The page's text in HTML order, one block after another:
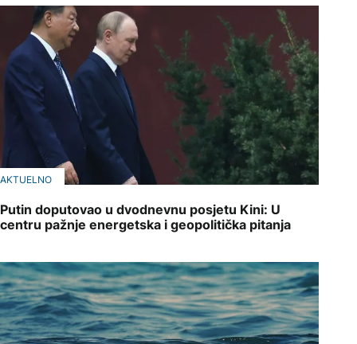
AKTUELNO
Putin doputovao u dvodnevnu posjetu Kini: U
centru pažnje energetska i geopolitička pitanja